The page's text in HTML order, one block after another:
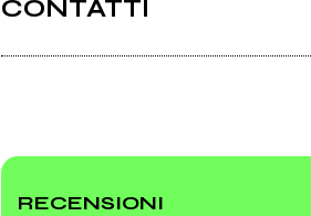
CONTATTI
RECENSIONI